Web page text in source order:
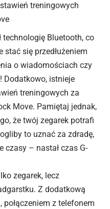
treningowych
technologię Bluetooth, co
stać się przedłużeniem
o wiadomościach czy
Dodatkowo, istnieje
treningowych za
Move. Pamiętaj jednak,
że twój zegarek potrafi
to uznać za zdradę,
czasy – nastał czas G-
zegarek, lecz
Z dodatkową
z telefonem